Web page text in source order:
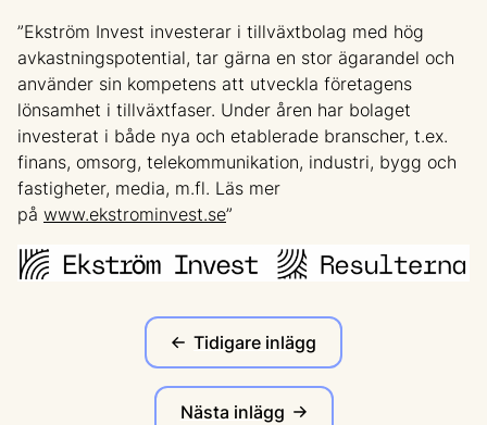
”Ekström Invest investerar i tillväxtbolag med hög
avkastningspotential, tar gärna en stor ägarandel och
använder sin kompetens att utveckla företagens
lönsamhet i tillväxtfaser. Under åren har bolaget
investerat i både nya och etablerade branscher, t.ex.
finans, omsorg, telekommunikation, industri, bygg och
fastigheter, media, m.fl. Läs mer
på www.ekstrominvest.se”
Tidigare inlägg
Nästa inlägg